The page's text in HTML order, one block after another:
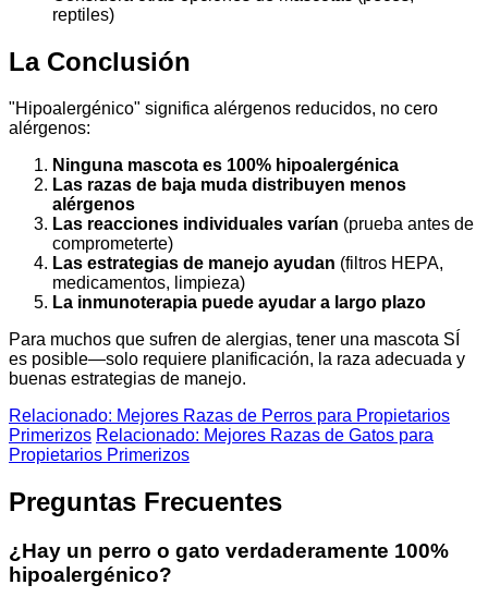
reptiles)
La Conclusión
"Hipoalergénico" significa alérgenos reducidos, no cero
alérgenos:
Ninguna mascota es 100% hipoalergénica
Las razas de baja muda distribuyen menos
alérgenos
Las reacciones individuales varían (prueba antes de
comprometerte)
Las estrategias de manejo ayudan (filtros HEPA,
medicamentos, limpieza)
La inmunoterapia puede ayudar a largo plazo
Para muchos que sufren de alergias, tener una mascota SÍ
es posible—solo requiere planificación, la raza adecuada y
buenas estrategias de manejo.
Relacionado: Mejores Razas de Perros para Propietarios
Primerizos Relacionado: Mejores Razas de Gatos para
Propietarios Primerizos
Preguntas Frecuentes
¿Hay un perro o gato verdaderamente 100%
hipoalergénico?